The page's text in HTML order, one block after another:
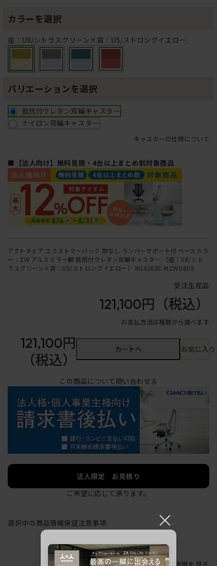
カラーを選択
座：U8/シトラスグリーン×背：U5/ストロングイエロー
バリエーションを選択
抵抗付ウレタン双輪キャスター
ナイロン双輪キャスター
キャスターの仕様について
■【法人向け】無料見積・4台以上まとめ割対象商品
アクトチェア エラストマーバック 肘なし ランバーサポート付 ベースカラ
ー：ZW アルミミラー脚 抵抗付ウレタン双輪キャスター ［座：U8/シト
ラスグリーン×背：U5/ストロングイエロー］ KG420SC-MZWU8U5
受注生産品
121,100円 （税込）
お支払方法は複数から選べます
121,100円
（税込）
カートへ お気に入
この商品について問い合わせる
法人限定 お見積り
ご希望に応じて承ります。
選択中の商品情報保証注意事項 ×